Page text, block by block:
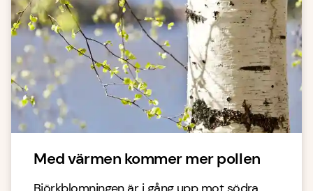
Med värmen kommer mer pollen